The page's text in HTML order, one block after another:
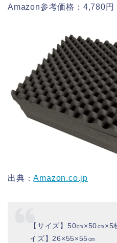
Amazon参考価格：4,780円
出典：Amazon.co.jp
【サイズ】50㎝×50㎝
イズ】26×55×55㎝